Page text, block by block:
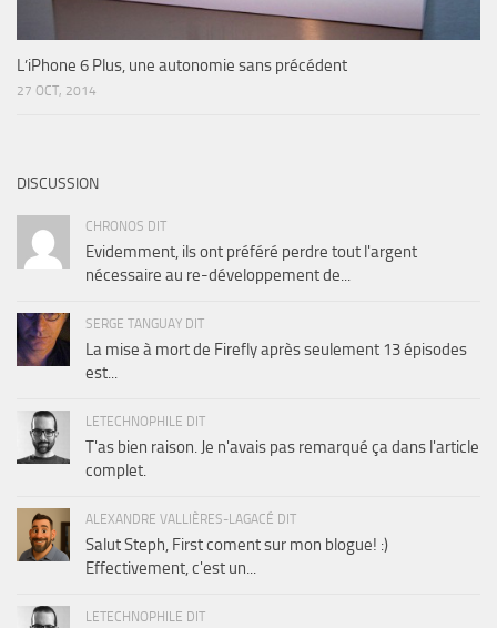
L’iPhone 6 Plus, une autonomie sans précédent
27 OCT, 2014
DISCUSSION
CHRONOS DIT
Evidemment, ils ont préféré perdre tout l'argent
nécessaire au re-développement de...
SERGE TANGUAY DIT
La mise à mort de Firefly après seulement 13 épisodes
est...
LETECHNOPHILE DIT
T'as bien raison. Je n'avais pas remarqué ça dans l'article
complet.
ALEXANDRE VALLIÈRES-LAGACÉ DIT
Salut Steph, First coment sur mon blogue! :)
Effectivement, c'est un...
LETECHNOPHILE DIT